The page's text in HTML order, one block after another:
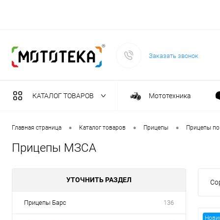
Заказать звонок
КАТАЛОГ ТОВАРОВ Мототехника
Садовая техника
Сварочное
Главная страница • Каталог товаров • Прицепы • Прицепы
Прицепы МЗСА
УТОЧНИТЬ РАЗДЕЛ
Прицепы Барс 136